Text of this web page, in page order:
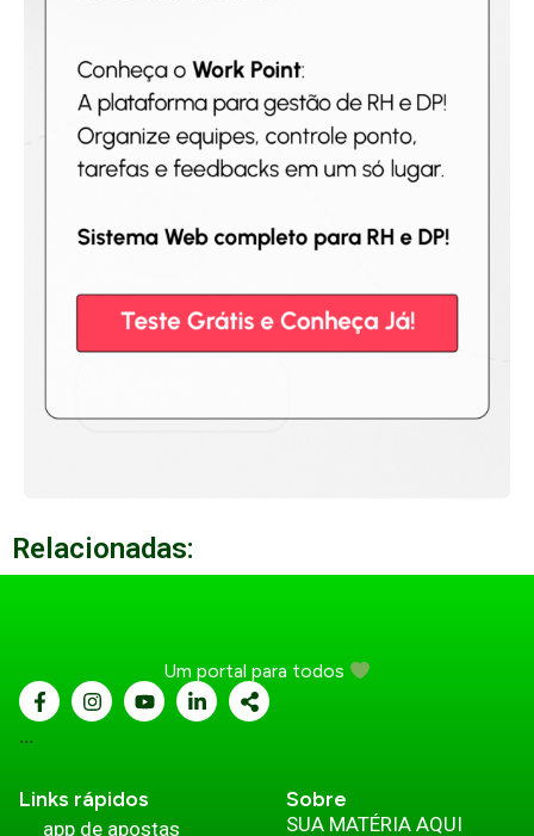
Relacionadas:
Um portal para todos
...
Links rápidos
app de apostas
Sobre
SUA MATÉRIA AQUI